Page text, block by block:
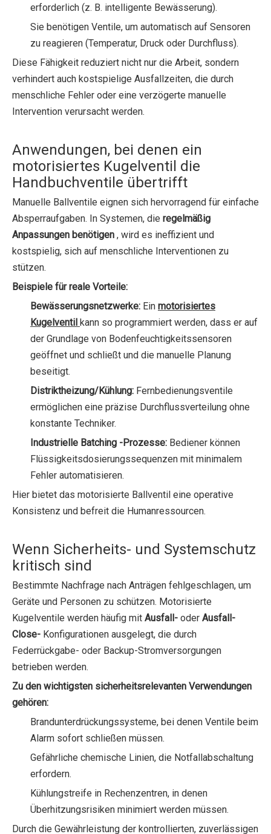
erforderlich (z. B. intelligente Bewässerung).
Sie benötigen Ventile, um automatisch auf Sensoren
zu reagieren (Temperatur, Druck oder Durchfluss).
Diese Fähigkeit reduziert nicht nur die Arbeit, sondern
verhindert auch kostspielige Ausfallzeiten, die durch
menschliche Fehler oder eine verzögerte manuelle
Intervention verursacht werden.
Anwendungen, bei denen ein
motorisiertes Kugelventil die
Handbuchventile übertrifft
Manuelle Ballventile eignen sich hervorragend für einfache
Absperraufgaben. In Systemen, die regelmäßig
Anpassungen benötigen , wird es ineffizient und
kostspielig, sich auf menschliche Interventionen zu
stützen.
Beispiele für reale Vorteile:
Bewässerungsnetzwerke: Ein motorisiertes
Kugelventil kann so programmiert werden, dass er auf
der Grundlage von Bodenfeuchtigkeitssensoren
geöffnet und schließt und die manuelle Planung
beseitigt.
Distriktheizung/Kühlung: Fernbedienungsventile
ermöglichen eine präzise Durchflussverteilung ohne
konstante Techniker.
Industrielle Batching -Prozesse: Bediener können
Flüssigkeitsdosierungssequenzen mit minimalem
Fehler automatisieren.
Hier bietet das motorisierte Ballventil eine operative
Konsistenz und befreit die Humanressourcen.
Wenn Sicherheits- und Systemschutz
kritisch sind
Bestimmte Nachfrage nach Anträgen fehlgeschlagen, um
Geräte und Personen zu schützen. Motorisierte
Kugelventile werden häufig mit Ausfall- oder Ausfall-
Close- Konfigurationen ausgelegt, die durch
Federrückgabe- oder Backup-Stromversorgungen
betrieben werden.
Zu den wichtigsten sicherheitsrelevanten Verwendungen
gehören:
Brandunterdrückungssysteme, bei denen Ventile beim
Alarm sofort schließen müssen.
Gefährliche chemische Linien, die Notfallabschaltung
erfordern.
Kühlungstreife in Rechenzentren, in denen
Überhitzungsrisiken minimiert werden müssen.
Durch die Gewährleistung der kontrollierten, zuverlässigen